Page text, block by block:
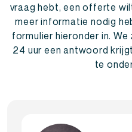
vraag hebt, een offerte
meer informatie nodig
formulier hieronder in.
24 uur een antwoord
te